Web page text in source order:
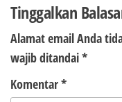
Tinggalkan
Alamat email Anda
wajib ditandai*
Komentar*